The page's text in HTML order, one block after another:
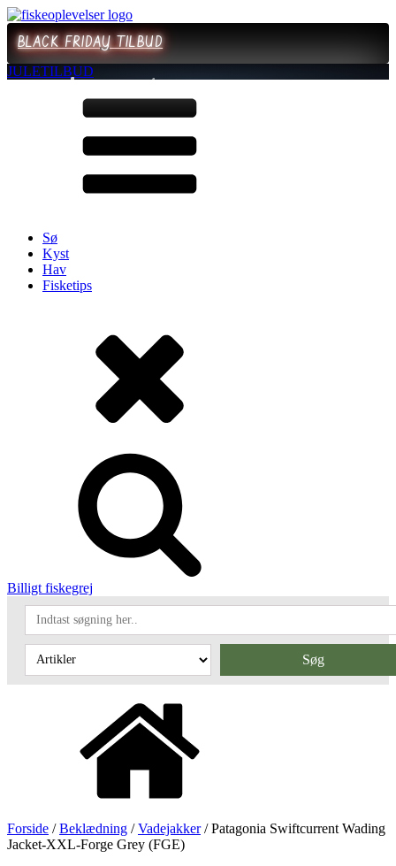
BLACK FRIDAY TILBUD
JULETILBUD
Sø
Kyst
Hav
Fisketips
Billigt fiskegrej
Søg
Forside /Beklædning /Vadejakker/ Patagonia Swiftcurrent Wading
Jacket-XXL-Forge Grey (FGE)